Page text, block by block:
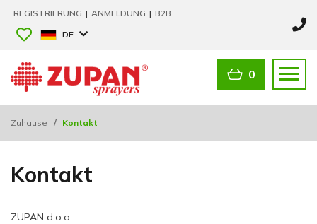
REGISTRIERUNG | ANMELDUNG | B2B
DE
0
Zuhause / Kontakt
Kontakt
ZUPAN d.o.o.